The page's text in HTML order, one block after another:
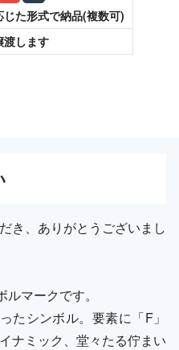
じた形式で納品(複数可)
渡します
き、ありがとうございまし
マークです。
たシンボル。要素に「F」
ナミック、堂々たる佇まい